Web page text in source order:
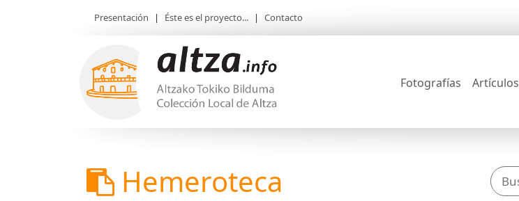
Presentación | Éste es el proyecto... | Contacto
Fotografías Artículos
Hemeroteca